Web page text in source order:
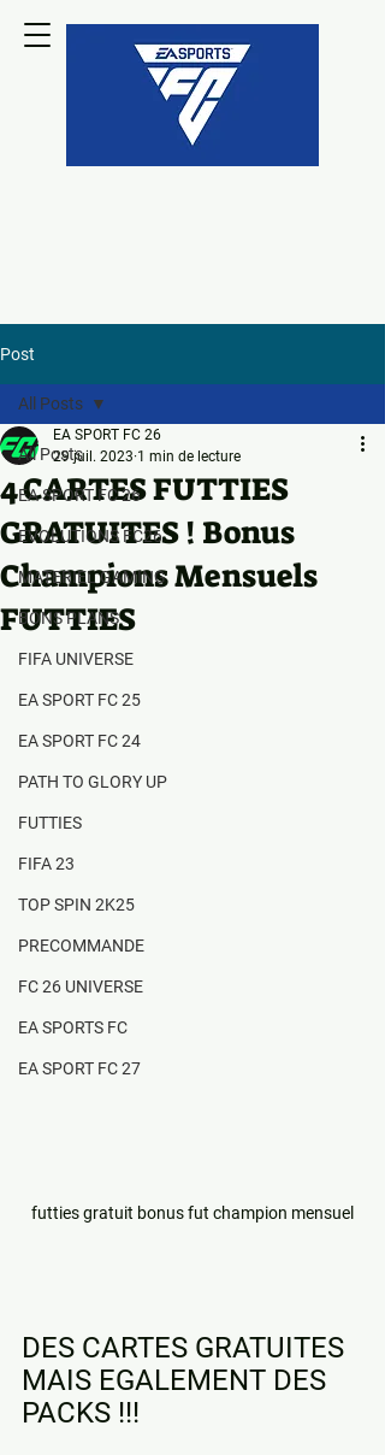
Post
All Posts
EA SPORT FC 26
EVOLUTIONS FC26
MATERIEL GAMING
BONS PLANS
FIFA UNIVERSE
EA SPORT FC 25
EA SPORT FC 24
PATH TO GLORY UP
FUTTIES
FIFA 23
TOP SPIN 2K25
PRECOMMANDE
FC 26 UNIVERSE
EA SPORTS FC
EA SPORT FC 27
All Posts
4 CARTES FUTTIES
GRATUITES ! Bonus
Champions Mensuels
FUTTIES
EA SPORT FC 26
29 juil. 2023 1 min de lecture
futties gratuit bonus fut champion mensuel
DES CARTES GRATUITES
MAIS EGALEMENT DES
PACKS !!!